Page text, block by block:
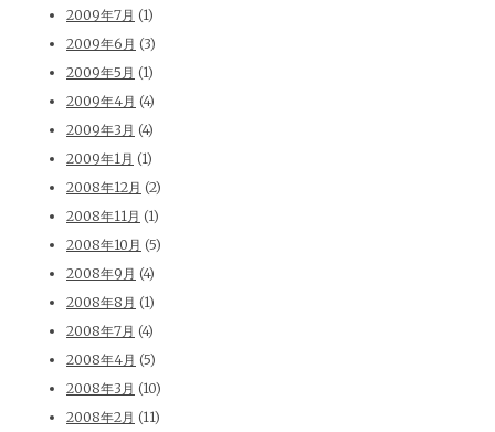
2009年7月 (1)
2009年6月 (3)
2009年5月 (1)
2009年4月 (4)
2009年3月 (4)
2009年1月 (1)
2008年12月 (2)
2008年11月 (1)
2008年10月 (5)
2008年9月 (4)
2008年8月 (1)
2008年7月 (4)
2008年4月 (5)
2008年3月 (10)
2008年2月 (11)